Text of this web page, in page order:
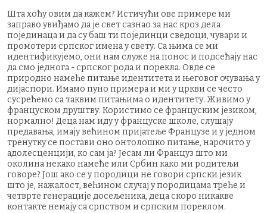
Шта хоћу овим да кажем? Истичући ове примере ми
заправо увиђамо да је свет сазнао за нас кроз дела
појединаца и да су баш ти појединци сведоци, чувари и
промотери српског имена у свету. Са њима се ми
идентификујемо, они нам служе на понос и подсећају нас
да смо једнога - српског рода и порекла. Овде се
природно намеће питање идентитета и његовог очувања у
дијаспори. Имамо пуно примера и ми у цркви се често
сусрећемо са таквим питањима о идентитету. Живимо у
француском друштву. Користимо се француским језиком,
нормално! Деца нам иду у француске школе, слушају
предавања, имају већином пријатеље Французе и у једном
тренутку се постави оно онтолошко питање, нарочито у
адолесценцији, ко сам ја? Јесам ли Француз што ми
околина некако намеће или Србин како ми родитељи
говоре? Још ако се у породици не говори српски језик
што је, нажалост, већином случај у породицама треће и
четврте генерације досељеника, деца скоро никакве
контакте немају са српством и српским пореклом.